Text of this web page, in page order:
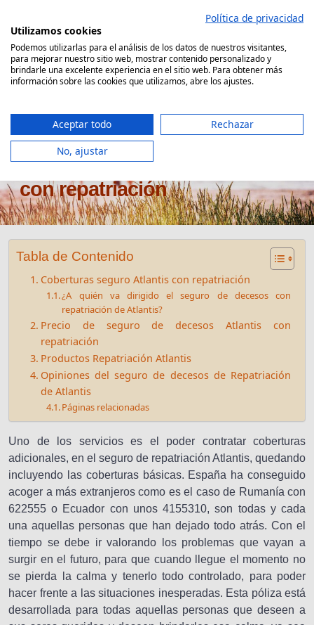
contenido
Comparador Seguro Decesos
Seguro de decesos Atlantis
con repatriación
Tabla de Contenido
Coberturas seguro Atlantis con repatriación
¿A quién va dirigido el seguro de decesos con
repatriación de Atlantis?
Precio de seguro de decesos Atlantis con
repatriación
Productos Repatriación Atlantis
Opiniones del seguro de decesos de Repatriación
de Atlantis
Páginas relacionadas
Uno de los servicios es el poder contratar coberturas
adicionales, en el seguro de repatriación Atlantis, quedando
incluyendo las coberturas básicas. España ha conseguido
acoger a más extranjeros como es el caso de Rumanía con
622555 o Ecuador con unos 4155310, son todas y cada
una aquellas personas que han dejado todo atrás. Con el
tiempo se debe ir valorando los problemas que vayan a
surgir en el futuro, para que cuando llegue el momento no
se pierda la calma y tenerlo todo controlado, para poder
hacer frente a las situaciones inesperadas. Esta póliza está
desarrollada para todas aquellas personas que deseen a
Política de privacidad
Utilizamos cookies
Podemos utilizarlas para el análisis de los datos de nuestros visitantes,
para mejorar nuestro sitio web, mostrar contenido personalizado y
brindarle una excelente experiencia en el sitio web. Para obtener más
información sobre las cookies que utilizamos, abre los ajustes.
Aceptar todo
Rechazar
No, ajustar